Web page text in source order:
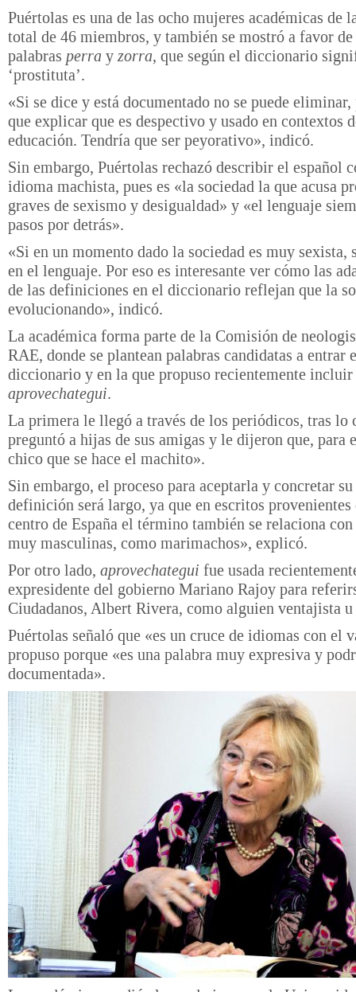
Puértolas es una de las ocho mujeres académicas de
total de 46 miembros, y también se mostró a favor
palabras perra y zorra, que según el diccionario
‘prostituta’.
«Si se dice y está documentado no se puede eliminar,
que explicar que es despectivo y usado en contextos
educación. Tendría que ser peyorativo», indicó.
Sin embargo, Puértolas rechazó describir el español
idioma machista, pues es «la sociedad la que acusa
graves de sexismo y desigualdad» y «el lenguaje
pasos por detrás».
«Si en un momento dado la sociedad es muy sexista,
en el lenguaje. Por eso es interesante ver cómo las
de las definiciones en el diccionario reflejan que la
evolucionando», indicó.
La académica forma parte de la Comisión de
RAE, donde se plantean palabras candidatas a entrar
diccionario y en la que propuso recientemente incluir
aprovechategui.
La primera le llegó a través de los periódicos, tras lo
preguntó a hijas de sus amigas y le dijeron que, para
chico que se hace el machito».
Sin embargo, el proceso para aceptarla y concretar
definición será largo, ya que en escritos
centro de España el término también se relaciona
muy masculinas, como marimachos», explicó.
Por otro lado, aprovechategui fue usada
expresidente del gobierno Mariano Rajoy para
Ciudadanos, Albert Rivera, como alguien ventajista
Puértolas señaló que «es un cruce de idiomas con el
propuso porque «es una palabra muy expresiva y
documentada».